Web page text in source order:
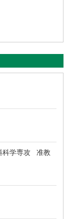
科学専攻 准教